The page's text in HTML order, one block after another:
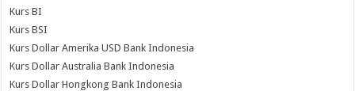
Kurs BI
Kurs BSI
Kurs Dollar Amerika USD Bank Indonesia
Kurs Dollar Australia Bank Indonesia
Kurs Dollar Hongkong Bank Indonesia